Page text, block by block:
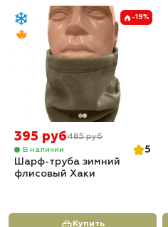
-19%
395 руб485 руб
В наличии
5
Шарф-труба зимний
флисовый Хаки
Купить